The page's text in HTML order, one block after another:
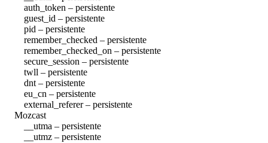
auth_token – persistente
guest_id – persistente
pid – persistente
remember_checked – persistente
remember_checked_on – persistente
secure_session – persistente
twll – persistente
dnt – persistente
eu_cn – persistente
external_referer – persistente
Mozcast
__utma – persistente
__utmz – persistente